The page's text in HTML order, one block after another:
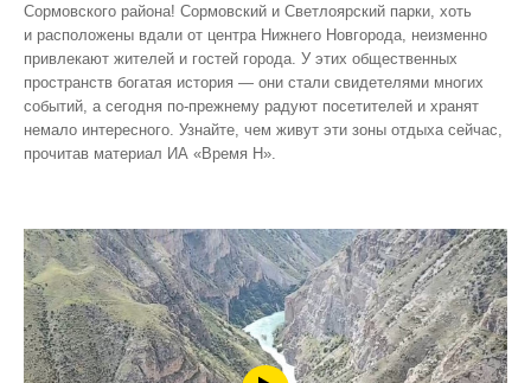
Сормовского района! Сормовский и Светлоярский парки, хоть
и расположены вдали от центра Нижнего Новгорода, неизменно
привлекают жителей и гостей города. У этих общественных
пространств богатая история — они стали свидетелями многих
событий, а сегодня по‑прежнему радуют посетителей и хранят
немало интересного. Узнайте, чем живут эти зоны отдыха сейчас,
прочитав материал ИА «Время Н».